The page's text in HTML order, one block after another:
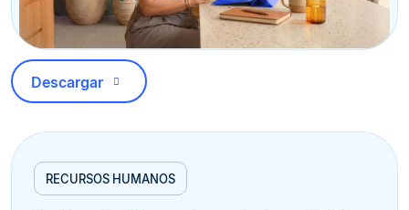
Descargar
RECURSOS HUMANOS